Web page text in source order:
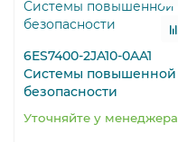
6ES7400-2JA10-0AA1
Системы повышенной
безопасности
Уточняйте у менеджера